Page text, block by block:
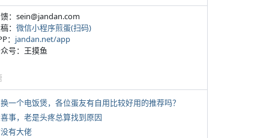
：sein@jandan.com
： 微信小程序煎蛋(扫码)
： jandan.net/app
号：王摸鱼
一个电饭煲，各位蛋友有自用比较好用的推荐吗？
事，老是头疼总算找到原因
有大佬